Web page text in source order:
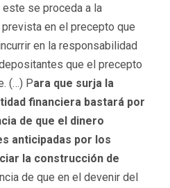
se proceda a la
en el precepto que
en la responsabilidad
que el precepto
(…) Para que surja la
financiera bastará por
de que el dinero
anticipadas por los
la construcción de
de que en el devenir del